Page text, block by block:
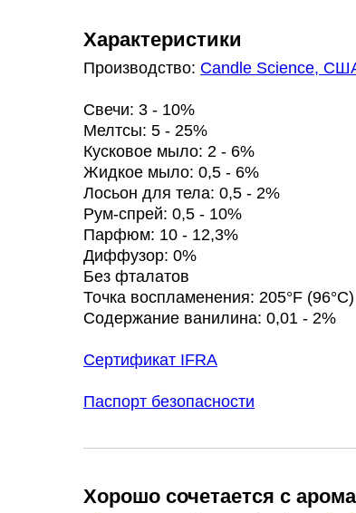
Характеристики
Производство: Candle Science,
Свечи: 3 - 10%
Мелтсы: 5 - 25%
Кусковое мыло: 2 - 6%
Жидкое мыло: 0,5 - 6%
Лосьон для тела: 0,5 - 2%
Рум-спрей: 0,5 - 10%
Парфюм: 10 - 12,3%
Диффузор: 0%
Без фталатов
Точка воспламенения: 205°F (96°C)
Содержание ванилина: 0,01 - 2%
Сертификат IFRA
Паспорт безопасности
Хорошо сочетается с